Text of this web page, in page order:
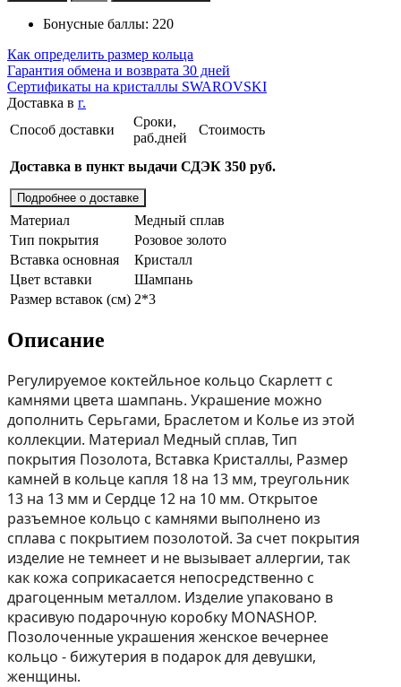
Бонусные баллы: 220
Как определить размер кольца
Гарантия обмена и возврата 30 дней
Сертификаты на кристаллы SWAROVSKI
Доставка в г.
Способ доставки
Сроки,
раб.дней
Стоимость
Доставка в пункт выдачи СДЭК 350 руб.
Подробнее о доставке
Материал
Медный сплав
Тип покрытия
Розовое золото
Вставка основная
Кристалл
Цвет вставки
Шампань
Размер вставок (см) 2*3
Описание
Регулируемое коктейльное кольцо Скарлетт с
камнями цвета шампань. Украшение можно
дополнить Серьгами, Браслетом и Колье из этой
коллекции. Материал Медный сплав, Тип
покрытия Позолота, Вставка Кристаллы, Размер
камней в кольце капля 18 на 13 мм, треугольник
13 на 13 мм и Сердце 12 на 10 мм. Открытое
разъемное кольцо с камнями выполнено из
сплава с покрытием позолотой. За счет покрытия
изделие не темнеет и не вызывает аллергии, так
как кожа соприкасается непосредственно с
драгоценным металлом. Изделие упаковано в
красивую подарочную коробку MONASHOP.
Позолоченные украшения женское вечернее
кольцо - бижутерия в подарок для девушки,
женщины.